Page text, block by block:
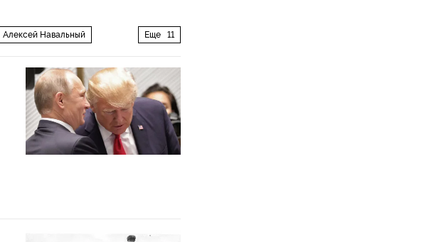
Еще 11
Алексей Навальный